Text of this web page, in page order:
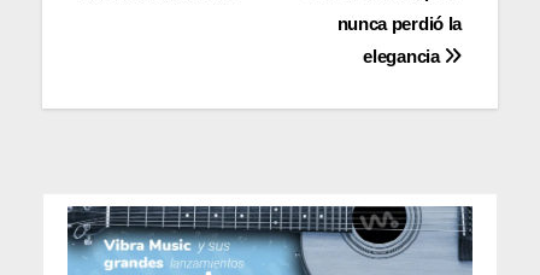
nunca perdió la
elegancia